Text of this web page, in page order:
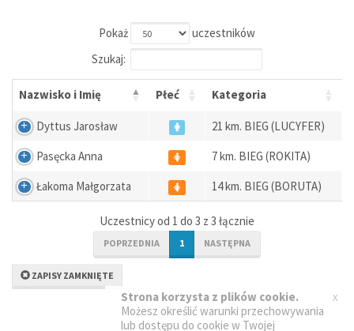
Pokaż
uczestników
Szukaj:
Nazwisko i Imię Płeć Kategoria
Dyttus Jarosław
21 km. BIEG (LUCYFER)
Pasęcka Anna
7 km. BIEG (ROKITA)
Łakoma Małgorzata
14 km. BIEG (BORUTA)
Uczestnicy od 1 do 3 z 3 łącznie
POPRZEDNIA 1 NASTĘPNA
ZAPISY ZAMKNIĘTE
Strona korzysta z plików cookie.
Możesz określić warunki przechowywania
lub dostępu do cookie w Twojej
x